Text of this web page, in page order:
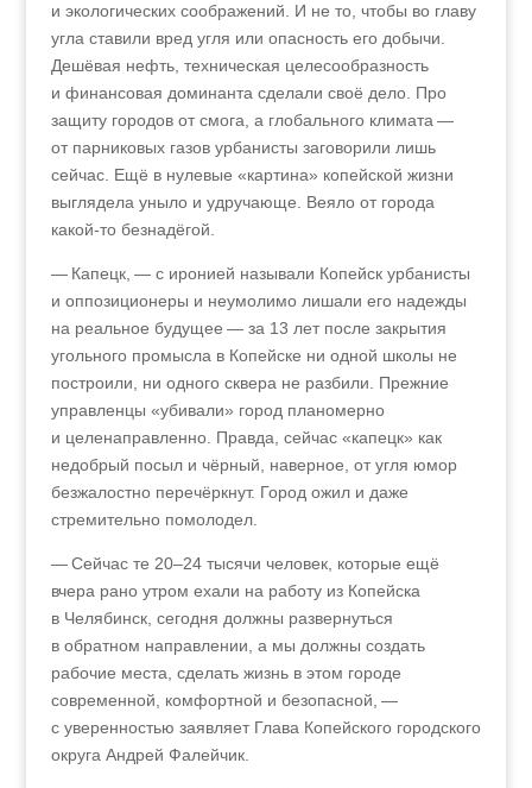
и экологических соображений. И не то, чтобы во главу
угла ставили вред угля или опасность его добычи.
Дешёвая нефть, техническая целесообразность
и финансовая доминанта сделали своё дело. Про
защиту городов от смога, а глобального климата —
от парниковых газов урбанисты заговорили лишь
сейчас. Ещё в нулевые «картина» копейской жизни
выглядела уныло и удручающе. Веяло от города
какой-то безнадёгой.
— Капецк, —с иронией называли Копейск урбанисты
и оппозиционеры и неумолимо лишали его надежды
на реальное будущее — за 13 лет после закрытия
угольного промысла в Копейске ни одной школы не
построили, ни одного сквера не разбили. Прежние
управленцы «убивали» город планомерно
и целенаправленно. Правда, сейчас «капецк» как
недобрый посыл и чёрный, наверное, от угля юмор
безжалостно перечёркнут. Город ожил и даже
стремительно помолодел.
— Сейчас те 20–24 тысячи человек, которые ещё
вчера рано утром ехали на работу из Копейска
в Челябинск, сегодня должны развернуться
в обратном направлении, а мы должны создать
рабочие места, сделать жизнь в этом городе
современной, комфортной и безопасной, —
с уверенностью заявляет Глава Копейского городского
округа Андрей Фалейчик.